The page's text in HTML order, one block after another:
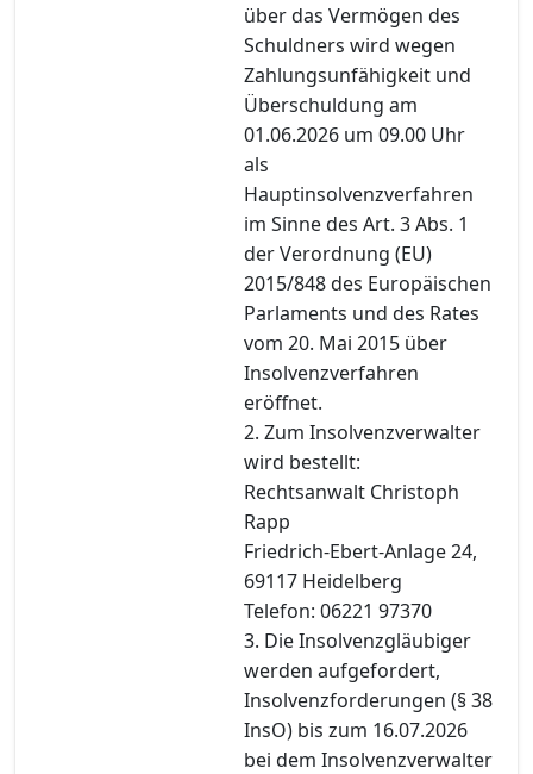
über das Vermögen des
Schuldners wird wegen
Zahlungsunfähigkeit und
Überschuldung am
01.06.2026 um 09.00 Uhr
als
Hauptinsolvenzverfahren
im Sinne des Art. 3 Abs. 1
der Verordnung (EU)
2015/848 des Europäischen
Parlaments und des Rates
vom 20. Mai 2015 über
Insolvenzverfahren
eröffnet.
2. Zum Insolvenzverwalter
wird bestellt:
Rechtsanwalt Christoph
Rapp
Friedrich-Ebert-Anlage 24,
69117 Heidelberg
Telefon: 06221 97370
3. Die Insolvenzgläubiger
werden aufgefordert,
Insolvenzforderungen (§ 38
InsO) bis zum 16.07.2026
bei dem Insolvenzverwalter